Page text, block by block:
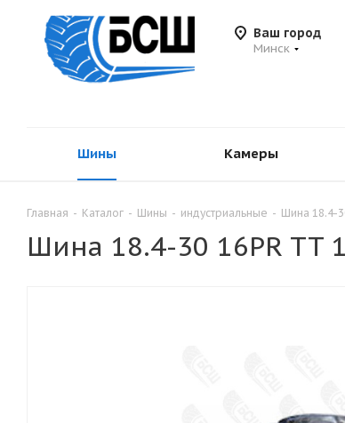
Ваш город
Минск
Шины Камеры
Главная - Каталог - Шины - индустриальные - Шина 18.4-
Шина 18.4-30 16PR TT